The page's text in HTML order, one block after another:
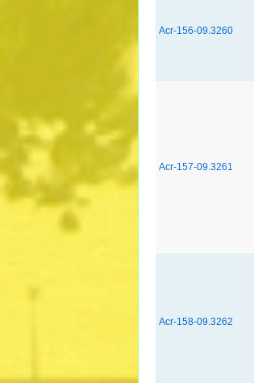
Acr-156-09.3260
Acr-157-09.3261
Acr-158-09.3262